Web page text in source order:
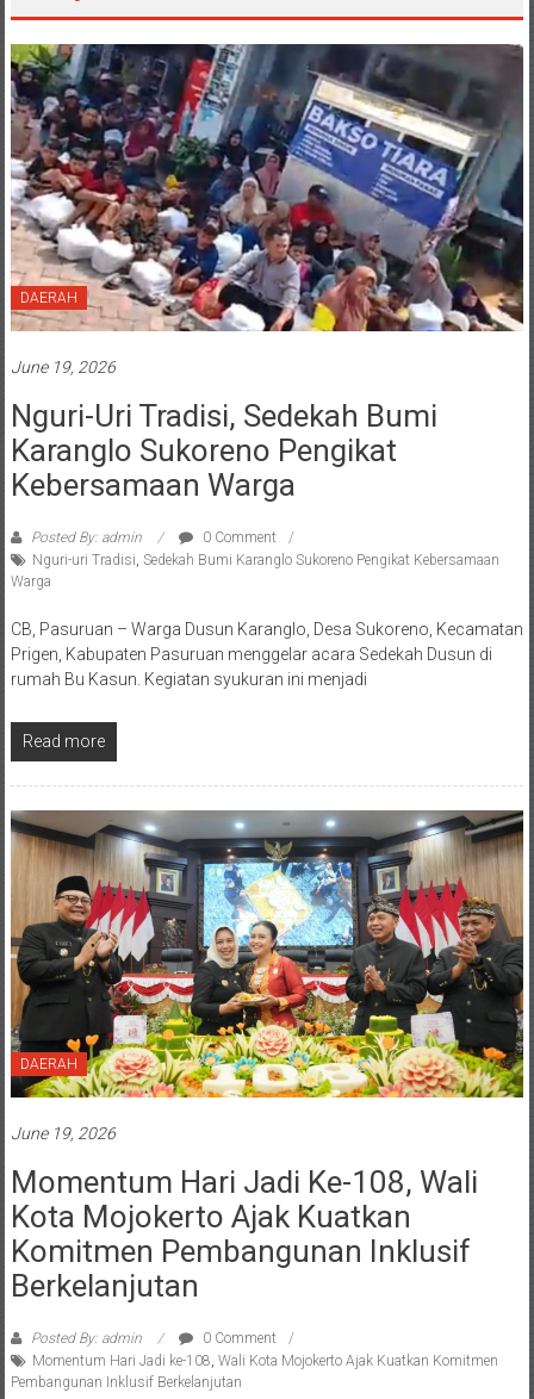
Day: June 19, 2026
DAERAH
Nguri-Uri Tradisi, Sedekah Bumi
Karanglo Sukoreno Pengikat
Kebersamaan Warga
Posted By: admin
0 Comment
Nguri-uri Tradisi
CB, Pasuruan – Warga Dusun Karanglo, Desa Sukoreno, Kecamatan
Prigen, Kabupaten Pasuruan menggelar acara Sedekah Dusun di
Read more
DAERAH
Momentum Hari Jadi Ke-108, Wali
Kota Mojokerto Ajak Kuatkan
Komitmen Pembangunan Inklusif
Berkelanjutan
Posted By: admin
0 Comment
Momentum Hari Jadi ke-108 ,Wali Kota Mojokerto Ajak Kuatkan Komitmen